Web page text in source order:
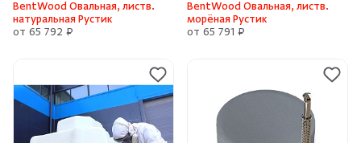
BentWood Овальная, листв.
натуральная Рустик
от 65 792 ₽
BentWood Овальная, листв.
морёная Рустик
от 65 791 ₽